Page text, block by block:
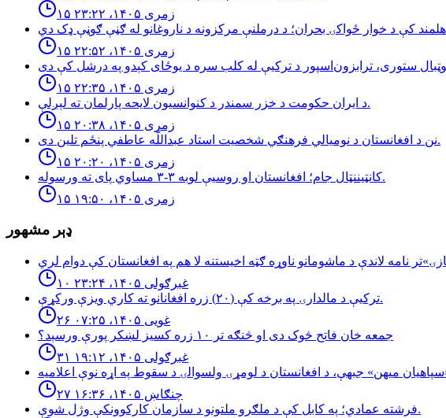
۱۵ زمری ۱۴۰۵، ۲۳:۲۲
۱۵ زمری ۱۴۰۵، ۲۲:۵۲
۱۵ زمری ۱۴۰۵، ۲۲:۳۵
د ایران حکومت د خزر سمندر د کنوانسیون لایحه پارلمان ته لېږلې.
۱۵ زمری ۱۴۰۵، ۲۰:۳۸
نن د افغانستان د نوميالي فرهنګي شخصيت استاد عبداللّه عاطفي پنځم تلين دى.
۱۵ زمری ۱۴۰۵، ۲۰:۲۰
کانټیننټال جام؛ افغانستان او روسیې لوبه ۳-۳ مساوي پای ته ورسوله.
۱۵ زمری ۱۴۰۵، ۱۹:۵۰
ډېر مشهور
۱۰ غبرګولی ۱۴۰۵، ۲۳:۲۴
تركيې د مالدارۍ په برخه كې (٢٠) زره افغانانو ته كاري ويزې وركړې.
۲۶ غویی ۱۴۰۵، ۰۷:۲۵
جمعه خان فاتح څوک دی او څنګه تر ۱۰ زره کسیز لښکر پورې ورسېد؟
۳۱ غبرګولی ۱۴۰۵، ۱۹:۱۲
۲۷ چنګاښ ۱۴۰۵، ۱۶:۳۶
فرشته عمادي؛ په کابل کې د ملګرو ملتونو د سازمان کارکوونکې وژل شوې.